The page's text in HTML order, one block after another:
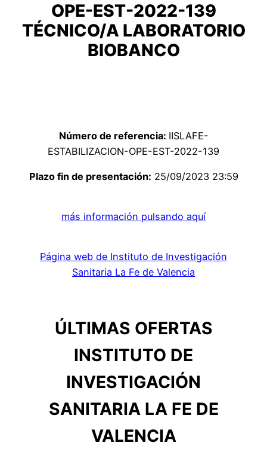
OPE-EST-2022-139
TÉCNICO/A LABORATORIO
BIOBANCO
Número de referencia: IISLAFE-
ESTABILIZACION-OPE-EST-2022-139
Plazo fin de presentación: 25/09/2023 23:59
más información pulsando aquí
Página web de Instituto de Investigación
Sanitaria La Fe de Valencia
ÚLTIMAS OFERTAS
INSTITUTO DE
INVESTIGACIÓN
SANITARIA LA FE DE
VALENCIA